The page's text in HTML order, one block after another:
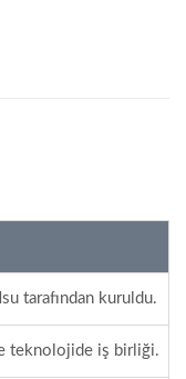
tarafından kuruldu.
teknolojide iş birliği.